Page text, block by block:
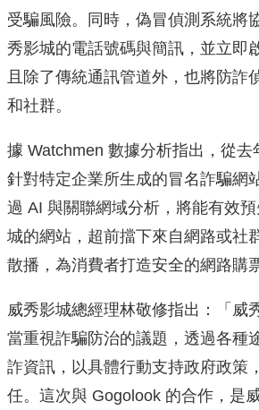
受騙風險。同時，偽冒偵測系統將
秀影城的電話號碼與簡訊，並立即
且除了傳統通訊管道外，也將防詐
和社群。
據 Watchmen 數據分析指出，從去
針對特定企業所生成的冒名詐騙網
過 AI 與關聯網域分析，將能有效
城的網站，超前擋下來自網路或社
散播，為消費者打造安全的網路購
威秀影城總經理林敬修指出：「威
當重視詐騙防治的議題，透過各種
詐資訊，以具體行動支持政府政策
任。這次與 Gogolook 的合作，是